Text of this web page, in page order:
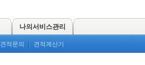
나의서비스관리
견적문의 견적계산기